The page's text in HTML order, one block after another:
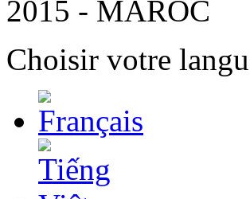
2015 - MAROC
Choisir votre